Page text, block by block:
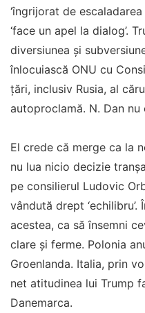
‘îngrijorat de
‘face un apel la dialog’.
diversiunea și
înlocuiască ONU cu
țări, inclusiv Rusia, al
autoproclamă. N. Dan nu
El crede că merge ca la
nu lua nicio decizie
pe consilierul Ludovic
vândută drept
acestea, ca să însemni
clare și ferme. Polonia
Groenlanda. Italia, prin
net atitudinea lui Trump
Danemarca.